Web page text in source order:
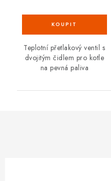
Teplotní přetlakový ventil s
dvojitým čidlem pro kotle
na pevná paliva